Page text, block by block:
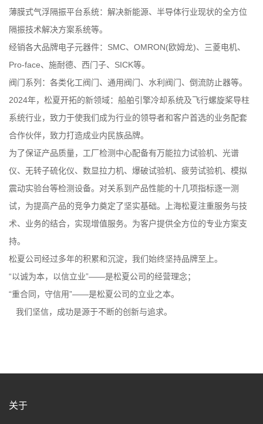
薄膜式气浮隔振平台系统：解决新能源、半导体行业现状的全方位
隔振技术解决方案系统等。
经销各大品牌电子元器件：SMC、OMRON(欧姆龙)、三菱电机、
Pro-face、施耐德、西门子、SICK等。
阀门系列：各类化工阀门、通用阀门、水利阀门、倒流防止器等。
2024年，松夏开拓的新领域：船舶引擎冷却系统及飞行螺旋桨导柱
系统行业，致力于使我们成为行业的领导者和客户首选的业务配套
合作伙伴，致力打造成业内民族品牌。
为了保证产品质量，工厂检测中心配备有万能拉力试验机、光谱
仪、无转子硫化仪、数显拉力机、爆破试验机、疲劳试验机、模拟
震动实验台等检测设备。对关系到产品性能的十几项指标逐一测
试，为提高产品的竞争力奠定了坚实基础。上海松夏注重服务与技
术、业务的结合，实现增值服务。为客户提供全方位的专业方案支
持。
松夏公司经过多年的积累和沉淀，我们始终坚持品牌至上。
“以诚为本，以信立业”——是松夏公司的经营理念；
“重合同，守信用”——是松夏公司的立业之本。
我们坚信，成功是源于不断的创新与追求。
关于